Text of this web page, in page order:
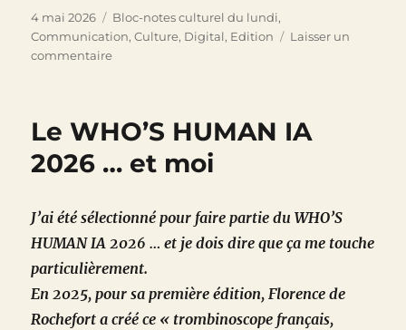
Publié
le
4 mai 2026 Catégories
Bloc-notes culturel du lundi,
Communication,Culture, Digital, Edition
Laisser un
commentairesur
du
mai
Le WHO’S HUMAN IA
2026 … et moi
J’ai été sélectionné pour faire partie du WHO’S
HUMAN IA 2026 … et je dois dire que ça me touche
particulièrement.
En 2025, pour sa première édition, Florence de
Rochefort a créé ce « trombinoscope français,